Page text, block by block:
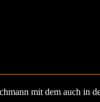
mit dem auch in